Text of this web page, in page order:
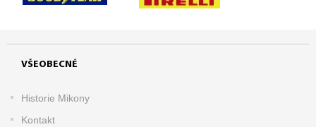
VŠEOBECNÉ
Historie Mikony
Kontakt